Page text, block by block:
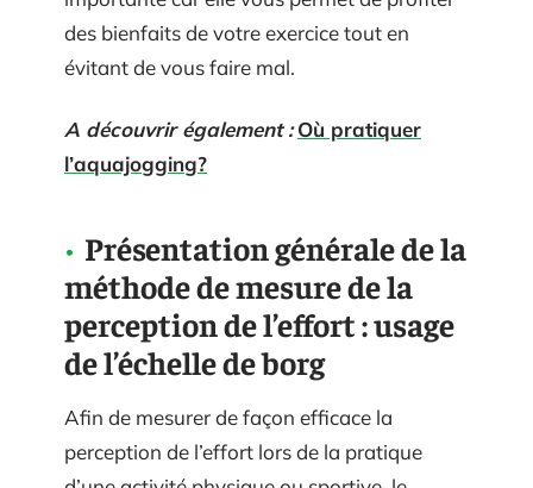
des bienfaits de votre exercice tout en
évitant de vous faire mal.
A découvrir également : Où pratiquer
l’aquajogging?
Présentation générale de la
méthode de mesure de la
perception de l’effort : usage
de l’échelle de borg
Afin de mesurer de façon efficace la
perception de l’effort lors de la pratique